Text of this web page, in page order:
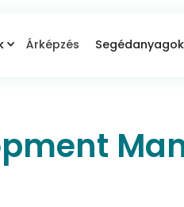
Árképzés Segédanyagok